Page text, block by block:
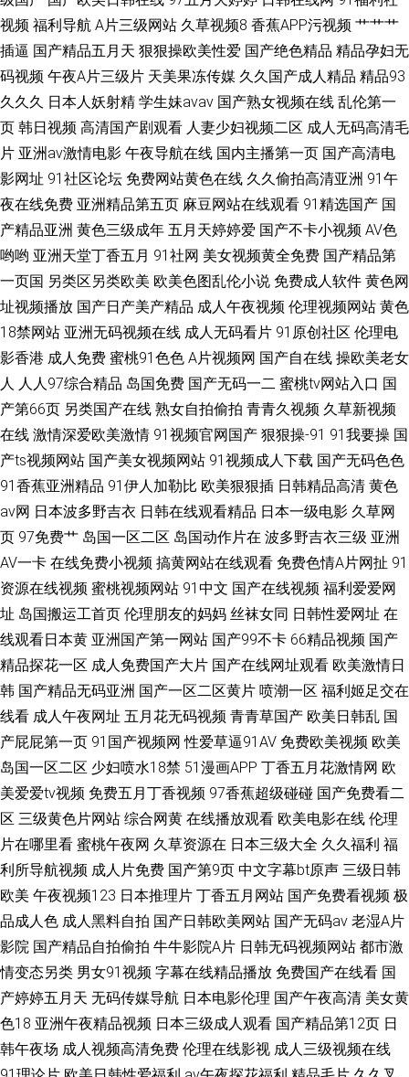
免费观看网站 五月婷婷丁香花综合网 天天综合在线观看 国产亚洲欧美在线
80s电影网在线观看 第一导航免费导航网站 欧美日韩无码第一页 91炮图在线
播放 久久网青青草网 亚洲蜜桃电影 97色偷偷 黄色抽插进去的视频91 91原
创论坛
视频 福利导航 A片三级网站 久草视频8 香蕉APP污视频 艹艹艹
插逼 国产精品五月天 狠狠操欧美性爱 国产绝色精品 精品孕妇无
码视频 午夜A片三级片 天美果冻传媒 久久国产成人精品 精品93
久久久 日本人妖射精 学生妹avav 国产熟女视频在线 乱伦第一
页 韩日视频 高清国产剧观看 人妻少妇视频二区 成人无码高清毛
片 亚洲av激情电影 午夜导航在线 国内主播第一页 国产高清电
影网址 91社区论坛 免费网站黄色在线 久久偷拍高清亚洲 91午
夜在线免费 亚洲精品第五页 麻豆网站在线观看 91精选国产 国
产精品亚洲 黄色三级成年 五月天婷婷爱 国产不卡小视频 AV色
哟哟 亚洲天堂丁香五月 91社网 美女视频黄全免费 国产精品第
一页国 另类区另类欧美 欧美色图乱伦小说 免费成人软件 黄色网
址视频播放 国产日产美产精品 成人午夜视频 伦理视频网站 黄色
18禁网站 亚洲无码视频在线 成人无码看片 91原创社区 伦理电
影香港 成人免费 蜜桃91色色 A片视频网 国产自在线 操欧美老女
人 人人97综合精品 岛国免费 国产无码一二 蜜桃tv网站入口 国
产第66页 另类国产在线 熟女自拍偷拍 青青久视频 久草新视频
在线 激情深爱欧美激情 91视频官网国产 狠狠操-91 91我要操 国
产ts视频网站 国产美女视频网站 91视频成人下载 国产无码色色
91香蕉亚洲精品 91伊人加勒比 欧美狠狠插 日韩精品高清 黄色
av网 日本波多野吉衣 日韩在线观看精品 日本一级电影 久草网
页 97免费艹 岛国一区二区 岛国动作片在 波多野吉衣三级 亚洲
AV一卡 在线免费小视频 搞黄网站在线观看 免费色情A片网扯 91
资源在线视频 蜜桃视频网站 91中文 国产在线视频 福利爱爱网
址 岛国搬运工首页 伦理朋友的妈妈 丝袜女同 日韩性爱网址 在
线观看日本黄 亚洲国产第一网站 国产99不卡 66精品视频 国产
精品探花一区 成人免费国产大片 国产在线网址观看 欧美激情日
韩 国产精品无码亚洲 国产一区二区黄片 喷潮一区 福利姬足交在
线看 成人午夜网址 五月花无码视频 青青草国产 欧美日韩乱 国
产屁屁第一页 91国产视频网 性爱草逼91AV 免费欧美视频 欧美
岛国一区二区 少妇喷水18禁 51漫画APP 丁香五月花激情网 欧
美爱爱tv视频 免费五月丁香视频 97香蕉超级碰碰 国产免费看二
区 三级黄色片网站 综合网黄 在线播放观看 欧美电影在线 伦理
片在哪里看 蜜桃午夜网 久草资源在 日本三级大全 久久福利 福
利所导航视频 成人片免费 国产第9页 中文字幕bt原声 三级日韩
欧美 午夜视频123 日本推理片 丁香五月网站 国产免费看视频 极
品成人色 成人黑料自拍 国产日韩欧美网站 国产无码av 老湿A片
影院 国产精品自拍偷拍 牛牛影院A片 日韩无码视频网站 都市激
情变态另类 男女91视频 字幕在线精品播放 免费国产在线看 国
产婷婷五月天 无码传媒导航 日本电影伦理 国产午夜高清 美女黄
色18 亚洲午夜精品视频 日本三级成人观看 国产精品第12页 日
韩午夜场 成人视频高清免费 伦理在线影视 成人三级视频在线